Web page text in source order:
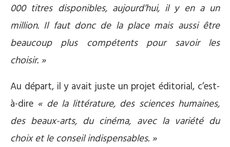
000 titres disponibles, aujourd’hui, il y en a un
million. Il faut donc de la place mais aussi être
beaucoup plus compétents pour savoir les
choisir. »
Au départ, il y avait juste un projet éditorial, c’est-
à-dire « de la littérature, des sciences humaines,
des beaux-arts, du cinéma, avec la variété du
choix et le conseil indispensables. »